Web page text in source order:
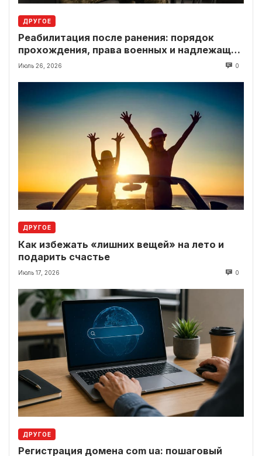
ДРУГОЕ
Реабилитация после ранения: порядок
прохождения, права военных и надлежащие
выплаты
Июль 26, 2026 0
ДРУГОЕ
Как избежать «лишних вещей» на лето и
подарить счастье
Июль 17, 2026 0
ДРУГОЕ
Регистрация домена com ua: пошаговый